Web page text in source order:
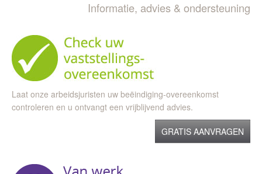
Informatie, advies & ondersteuning
Laat onze arbeidsjuristen uw beëindiging-overeenkomst
controleren en u ontvangt een vrijblijvend advies.
GRATIS AANVRAGEN